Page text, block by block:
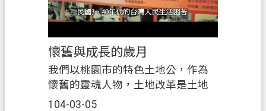
懷舊與成長的歲月
104-03-05
我們以桃園市的特色土地公，作為
懷舊的靈魂人物，土地改革是土地
制度的改進與革新，包含公地放